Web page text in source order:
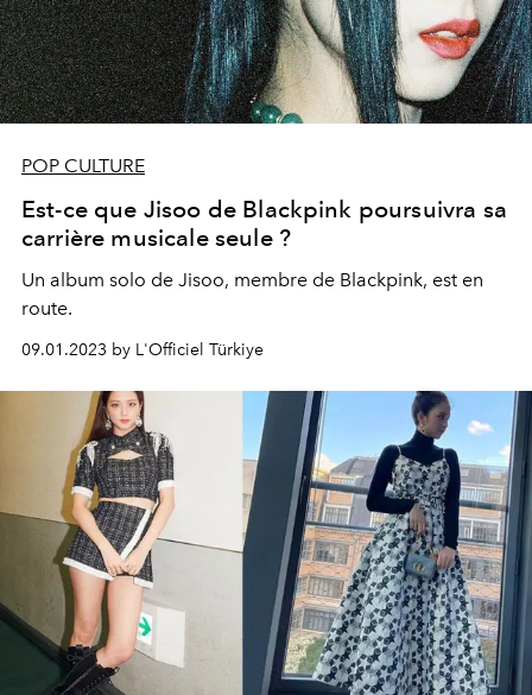
POP CULTURE
Est-ce que Jisoo de Blackpink poursuivra sa
carrière musicale seule ?
Un album solo de Jisoo, membre de Blackpink, est en
route.
09.01.2023 by L'Officiel Türkiye